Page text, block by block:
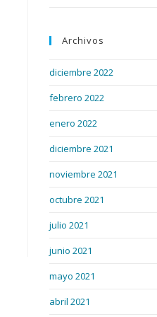
Archivos
diciembre 2022
febrero 2022
enero 2022
diciembre 2021
noviembre 2021
octubre 2021
julio 2021
junio 2021
mayo 2021
abril 2021